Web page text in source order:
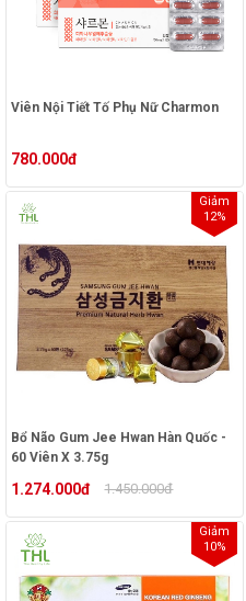
Viên Nội Tiết Tố Phụ Nữ Charmon
780.000đ
Giảm
12%
Bổ Não Gum Jee Hwan Hàn Quốc -
60 Viên X 3.75g
1.274.000đ 1.450.000đ
Giảm
10%